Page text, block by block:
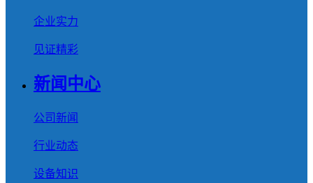
企业实力
见证精彩
新闻中心
公司新闻
行业动态
设备知识